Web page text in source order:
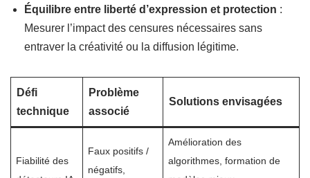
Équilibre entre liberté d’expression et protection :
Mesurer l’impact des censures nécessaires sans
entraver la créativité ou la diffusion légitime.
Défi
technique
Problème
associé
Solutions envisagées
Fiabilité des
Faux positifs /
négatifs,
Amélioration des
algorithmes, formation de